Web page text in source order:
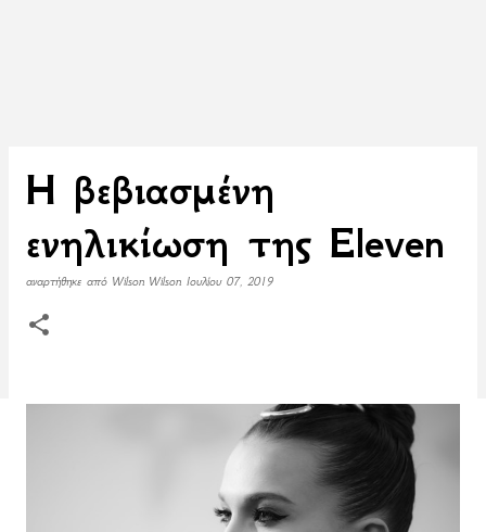
H βεβιασμένη
ενηλικίωση της Eleven
αναρτήθηκε από Wilson Wilson Ιουλίου 07, 2019